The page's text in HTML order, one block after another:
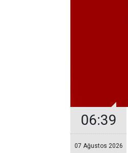
06:39
07 Ağustos 2026